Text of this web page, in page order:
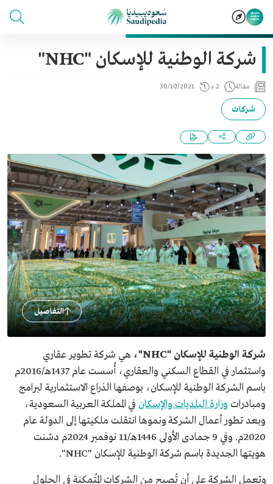
شركة الوطنية للإسكان "NHC"
مقالة 2 د 30/10/2021
شركات
التفاصيل
شركة الوطنية للإسكان "NHC"،
هي شركة تطوير عقاري
واستثمار في القطاع السكني والعقاري، أُسست عام 1437هـ/2016م
باسم الشركة الوطنية للإسكان، بوصفها الذراع الاستثمارية لبرامج
ومبادرات وزارة البلديات والإسكان في المملكة العربية السعودية،
وبعد تطور أعمال الشركة ونموها انتقلت ملكيتها إلى الدولة عام
2020م. وفي 9 جمادى الأولى 1446هـ/11 نوفمبر 2024م دشنت
هويتها الجديدة باسم شركة الوطنية للإسكان "NHC".
وتعمل الشركة على أن تُصبح من الشركات المُتمكنة في الحلول